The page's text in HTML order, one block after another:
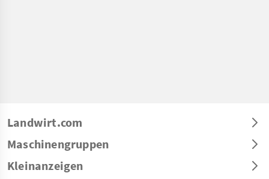
Landwirt.com
Maschinengruppen
Kleinanzeigen